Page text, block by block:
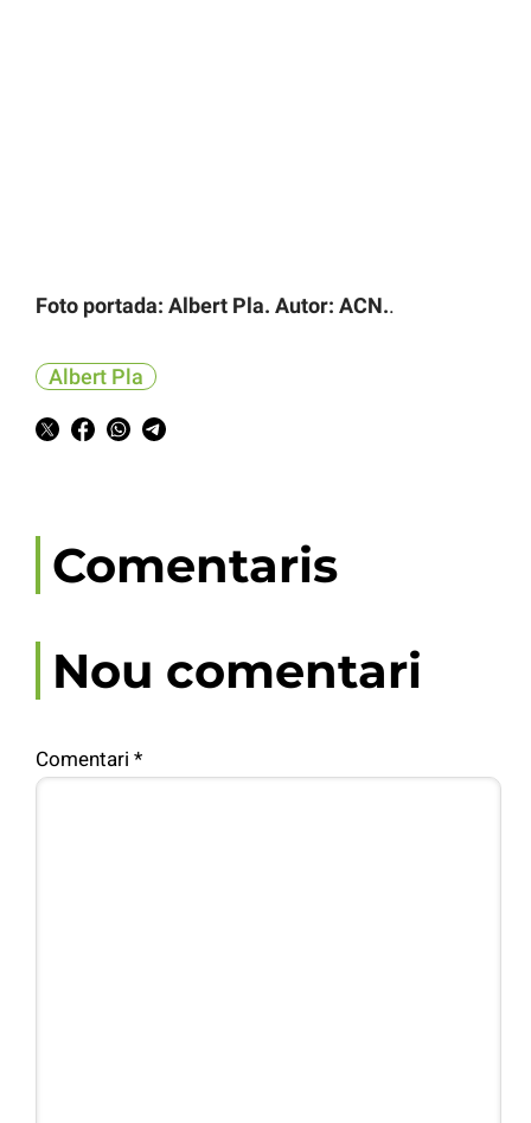
Foto portada: Albert Pla. Autor: ACN..
Albert Pla
Comentaris
Nou comentari
Comentari *